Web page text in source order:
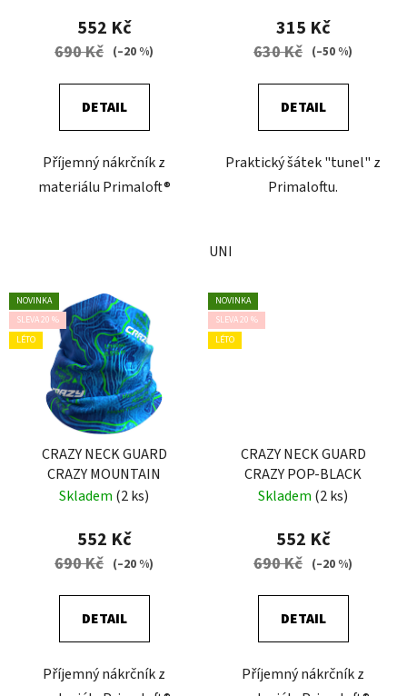
552 Kč
690 Kč (–20 %)
DETAIL
Příjemný nákrčník z
materiálu Primaloft®
315 Kč
630 Kč (–50 %)
DETAIL
Praktický šátek "tunel" z
Primaloftu.
UNI
NOVINKA
SLEVA 20 %
LÉTO
CRAZY NECK GUARD
CRAZY MOUNTAIN
Skladem (2 ks)
552 Kč
690 Kč (–20 %)
DETAIL
Příjemný nákrčník z
NOVINKA
SLEVA 20 %
LÉTO
CRAZY NECK GUARD
CRAZY POP-BLACK
Skladem (2 ks)
552 Kč
690 Kč (–20 %)
DETAIL
Příjemný nákrčník z